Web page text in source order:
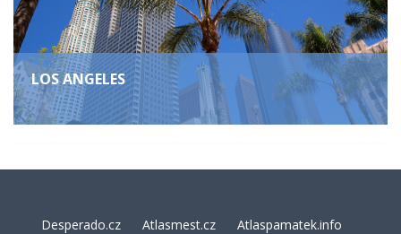
LOS ANGELES
Desperado.cz Atlasmest.cz Atlaspamatek.info